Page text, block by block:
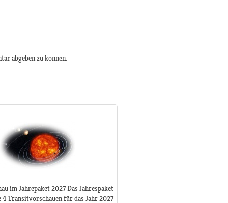
abgeben zu können.
im Jahrepaket 2027 Das Jahrespaket
Transitvorschauen für das Jahr 2027